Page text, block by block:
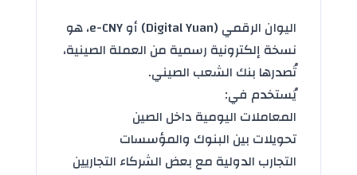
اليوان الرقمي (Digital Yuan) أو e-CNY، هو
نسخة إلكترونية رسمية من العملة الصينية،
تُصدرها بنك الشعب الصيني.
يُستخدم في:
المعاملات اليومية داخل الصين
تحويلات بين البنوك والمؤسسات
التجارب الدولية مع بعض الشركاء التجاريين